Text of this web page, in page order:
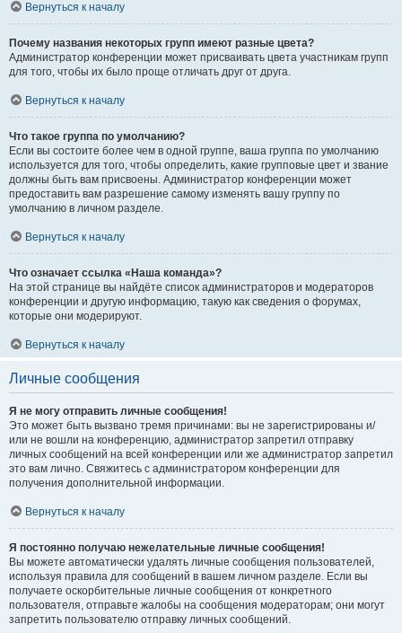
Вернуться к началу
Почему названия некоторых групп имеют разные цвета?
Администратор конференции может присваивать цвета участникам групп
для того, чтобы их было проще отличать друг от друга.
Вернуться к началу
Что такое группа по умолчанию?
Если вы состоите более чем в одной группе, ваша группа по умолчанию
используется для того, чтобы определить, какие групповые цвет и звание
должны быть вам присвоены. Администратор конференции может
предоставить вам разрешение самому изменять вашу группу по
умолчанию в личном разделе.
Вернуться к началу
Что означает ссылка «Наша команда»?
На этой странице вы найдёте список администраторов и модераторов
конференции и другую информацию, такую как сведения о форумах,
которые они модерируют.
Вернуться к началу
Личные сообщения
Я не могу отправить личные сообщения!
Это может быть вызвано тремя причинами: вы не зарегистрированы и/
или не вошли на конференцию, администратор запретил отправку
личных сообщений на всей конференции или же администратор запретил
это вам лично. Свяжитесь с администратором конференции для
получения дополнительной информации.
Вернуться к началу
Я постоянно получаю нежелательные личные сообщения!
Вы можете автоматически удалять личные сообщения пользователей,
используя правила для сообщений в вашем личном разделе. Если вы
получаете оскорбительные личные сообщения от конкретного
пользователя, отправьте жалобы на сообщения модераторам; они могут
запретить пользователю отправку личных сообщений.